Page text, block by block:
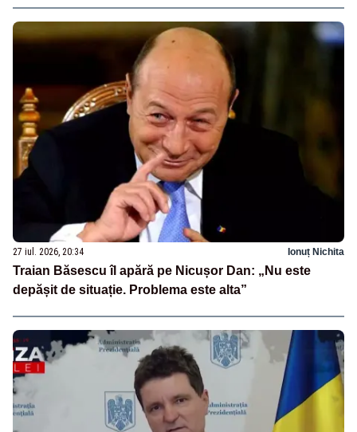
27 iul. 2026, 20:34 Ionuț Nichita
Traian Băsescu îl apără pe Nicușor Dan: „Nu este
depășit de situație. Problema este alta”